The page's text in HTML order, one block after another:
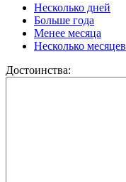
Несколько дней
Больше года
Менее месяца
Несколько месяцев
Достоинства: